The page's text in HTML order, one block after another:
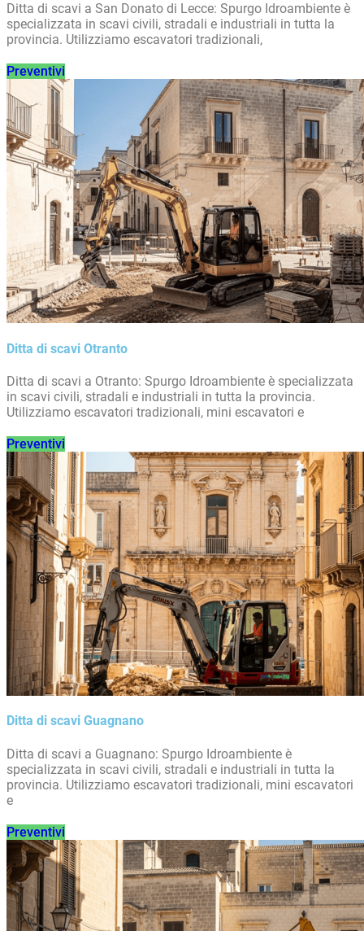
Ditta di scavi a San Donato di Lecce: Spurgo Idroambiente è
specializzata in scavi civili, stradali e industriali in tutta la
provincia. Utilizziamo escavatori tradizionali,
Preventivi
Ditta di scavi Otranto
Ditta di scavi a Otranto: Spurgo Idroambiente è specializzata
in scavi civili, stradali e industriali in tutta la provincia.
Utilizziamo escavatori tradizionali, mini escavatori e
Preventivi
Ditta di scavi Guagnano
Ditta di scavi a Guagnano: Spurgo Idroambiente è
specializzata in scavi civili, stradali e industriali in tutta la
provincia. Utilizziamo escavatori tradizionali, mini escavatori
e
Preventivi